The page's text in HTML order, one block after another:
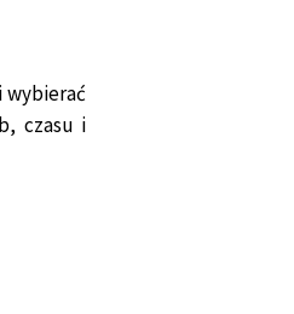
wybierać
czasu i